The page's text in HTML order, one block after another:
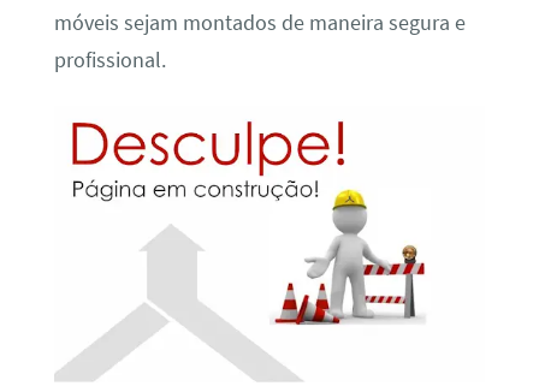
móveis sejam montados de maneira segura e
profissional.